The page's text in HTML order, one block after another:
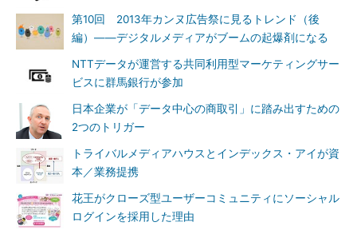
第10回 2013年カンヌ広告祭に見るトレンド（後
編）――デジタルメディアがブームの起爆剤になる
NTTデータが運営する共同利用型マーケティングサー
ビスに群馬銀行が参加
日本企業が「データ中心の商取引」に踏み出すための
2つのトリガー
トライバルメディアハウスとインデックス・アイが資
本／業務提携
花王がクローズ型ユーザーコミュニティにソーシャル
ログインを採用した理由